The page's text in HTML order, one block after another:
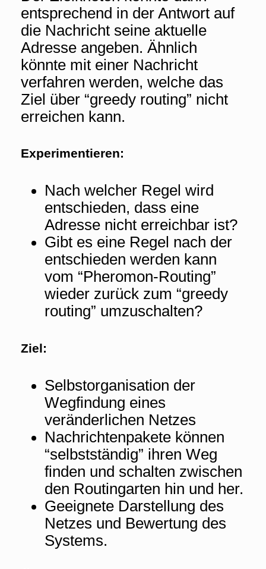
entsprechend in der Antwort auf
die Nachricht seine aktuelle
Adresse angeben. Ähnlich
könnte mit einer Nachricht
verfahren werden, welche das
Ziel über “greedy routing” nicht
erreichen kann.
Experimentieren:
Nach welcher Regel wird
entschieden, dass eine
Adresse nicht erreichbar ist?
Gibt es eine Regel nach der
entschieden werden kann
vom “Pheromon-Routing”
wieder zurück zum “greedy
routing” umzuschalten?
Ziel:
Selbstorganisation der
Wegfindung eines
veränderlichen Netzes
Nachrichtenpakete können
“selbstständig” ihren Weg
finden und schalten zwischen
den Routingarten hin und her.
Geeignete Darstellung des
Netzes und Bewertung des
Systems.